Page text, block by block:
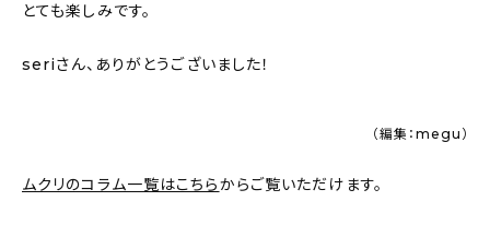
とても楽しみです。
seriさん、ありがとうございました！
（編集：megu）
ムクリのコラム一覧はこちらからご覧いただけます。